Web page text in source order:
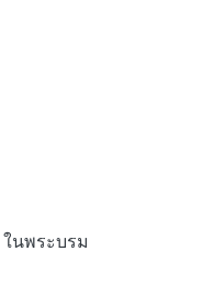
นพระบรม